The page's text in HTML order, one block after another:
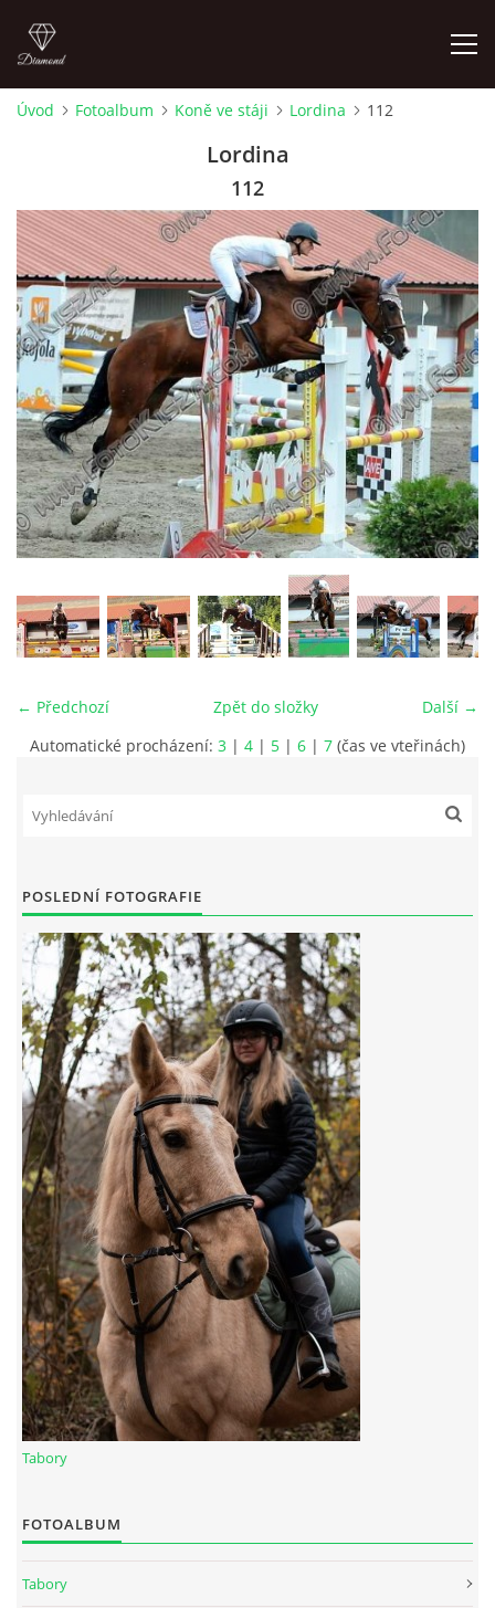
KONTAKT
SLUŽBY
JEŽDĚNÍ PRO VEŘEJNOST
FOTOALBUM
VIDEA
ODKAZY
CENÍK SLUŽEB
PŘISPĚVEK ČUS KARVINA -PODPORA SPORTU V
MORAVSKOSLEZSKÉM KRAJI
NÁHRADNÍ TERMÍN BRIGÁDY PRO TY KTEŘÍ SE
NEDOSTAVILI NA PODZIMNÍ BRIGÁDU
ČLENOVÉ RYCHVALDU 2023
7:4 (VELKÝ PÁTEK) KROUŽEK NEBUDE
JARNÍ BRIGÁDA 20.5.2023
DNE 17.11.2023 KROUŽEK JEZDECTVÍ NENÍ
DĚKUJEME MĚSTU RYCHVALD ZA DOTACI V ROCE 2023
NABÍZÍME BRIGÁDU U NÁS VE STÁJI. PRO BLIŽŠÍ INFO
VOLEJTE 604265192
DĚKUJEME ZA PODPORU ČESKÉ UNIÍ SPORTU
JARNÍ BRIGÁDA SE ODKLÁDÁ.
Úvod Fotoalbum Koně ve stáji Lordina 112
Lordina
112
← Předchozí Další →
Zpět do složky
Automatické procházení: 3 | 4 | 5 | 6 | 7 (čas ve vteřinách)
POSLEDNÍ FOTOGRAFIE
Tabory
FOTOALBUM
Tabory